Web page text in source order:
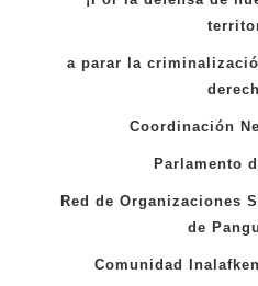
a parar la
Coordinación
Parlamento
Red de Organizaciones
de
Comunidad